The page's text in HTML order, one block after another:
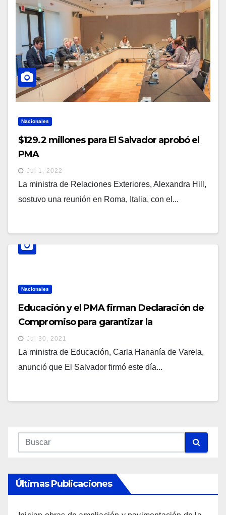
Nacionales
$129.2 millones para El Salvador aprobó el
PMA
Jul 1, 2022
La ministra de Relaciones Exteriores, Alexandra Hill,
sostuvo una reunión en Roma, Italia, con el...
Nacionales
Educación y el PMA firman Declaración de
Compromiso para garantizar la
alimentación y nutrición a los estudiantes y
sus familias
Jul 30, 2021
La ministra de Educación, Carla Hananía de Varela,
anunció que El Salvador firmó este día...
Últimas Publicaciones